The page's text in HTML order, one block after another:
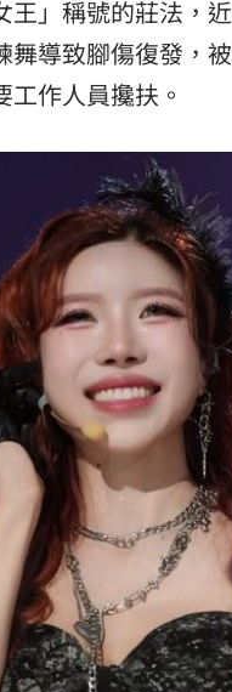
王」稱號的莊法，
舞導致腳傷復發，
工作人員攙扶。